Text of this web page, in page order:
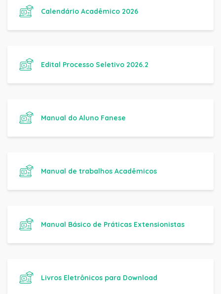
Calendário Acadêmico 2026
Edital Processo Seletivo 2026.2
Manual do Aluno Fanese
Manual de trabalhos Acadêmicos
Manual Básico de Práticas Extensionistas
Livros Eletrônicos para Download